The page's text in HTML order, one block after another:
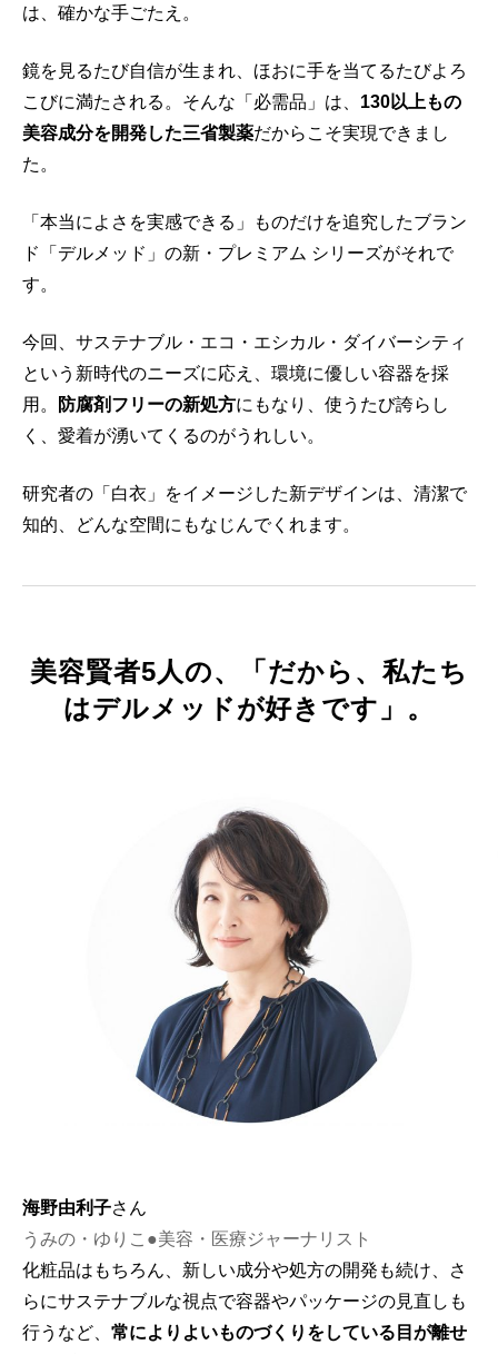
は、確かな手ごたえ。
鏡を見るたび自信が生まれ、ほおに手を当てるたびよろ
こびに満たされる。そんな「必需品」は、 130以上もの
美容成分を開発した三省製薬だからこそ実現できまし
た。
「本当によさを実感できる」ものだけを追究したブラン
ド「デルメッド」の新・プレミアム シリーズがそれで
す。
今回、サステナブル・エコ・エシカル・ダイバーシティ
という新時代のニーズに応え、環境に優しい容器を採
用。
防腐剤フリーの新処方にもなり、使うたび誇らし
く、愛着が湧いてくるのがうれしい。
研究者の「白衣」をイメージした新デザインは、清潔で
知的、どんな空間にもなじんでくれます。
美容賢者5人の、「だから、私たち
はデルメッドが好きです」。
海野由利子さん
うみの・ゆりこ●美容・医療ジャーナリスト
化粧品はもちろん、新しい成分や処方の開発も続け、さ
らにサステナブルな視点で容器やパッケージの見直しも
行うなど、 常によりよいものづくりをしている目が離せ